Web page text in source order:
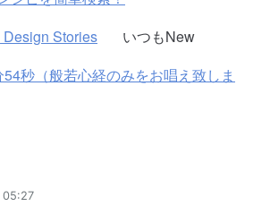
Stories いつもNew
秒（般若心経のみをお唱え致しま